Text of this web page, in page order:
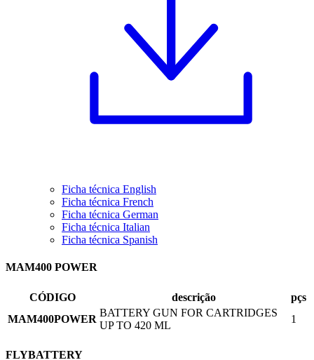
Ficha técnica English
Ficha técnica French
Ficha técnica German
Ficha técnica Italian
Ficha técnica Spanish
MAM400 POWER
CÓDIGO descrição
pçs
MAM400POWER
BATTERY GUN FOR CARTRIDGES
UP TO 420 ML
1
FLYBATTERY